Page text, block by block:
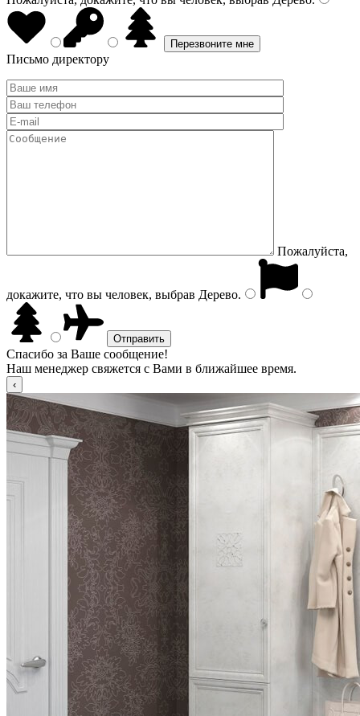
Письмо директору
Пожалуйста,
докажите, что вы человек, выбрав Дерево.
Спасибо за Ваше сообщение!
Наш менеджер свяжется с Вами в ближайшее время.